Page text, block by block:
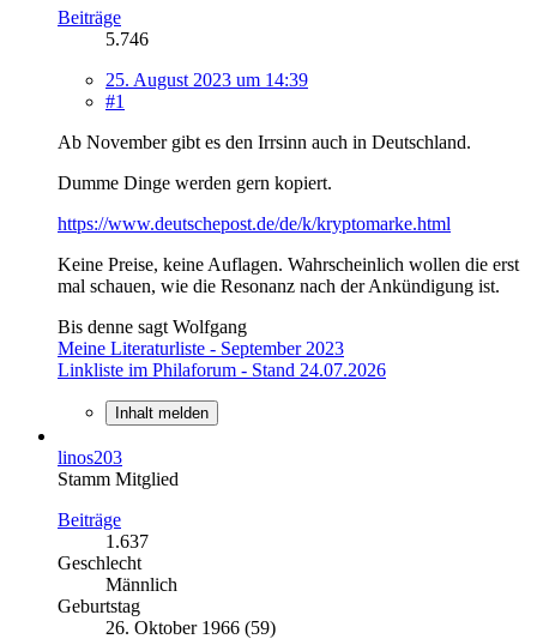
Beiträge
5.746
25. August 2023 um 14:39
#1
Ab November gibt es den Irrsinn auch in Deutschland.
Dumme Dinge werden gern kopiert.
https://www.deutschepost.de/de/k/kryptomarke.html
Keine Preise, keine Auflagen. Wahrscheinlich wollen die erst
mal schauen, wie die Resonanz nach der Ankündigung ist.
Bis denne sagt Wolfgang
Meine Literaturliste - September 2023
Linkliste im Philaforum - Stand 24.07.2026
Inhalt melden
linos203
Stamm Mitglied
Beiträge
1.637
Geschlecht
Männlich
Geburtstag
26. Oktober 1966 (59)